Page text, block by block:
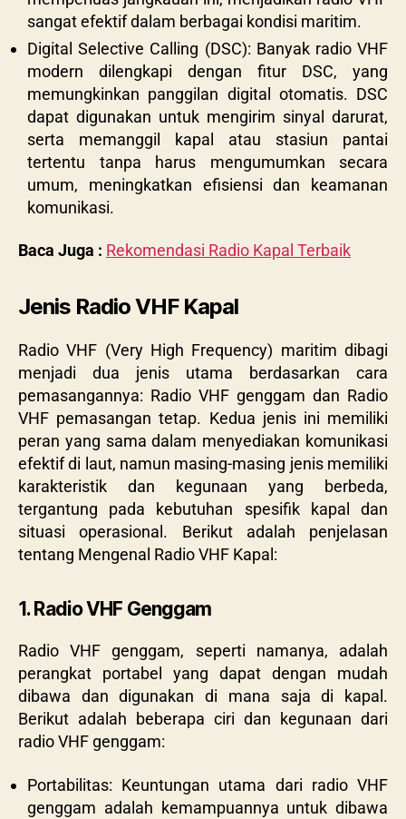
sangat efektif dalam berbagai kondisi maritim.
Digital Selective Calling (DSC): Banyak radio VHF
modern dilengkapi dengan fitur DSC, yang
memungkinkan panggilan digital otomatis. DSC
dapat digunakan untuk mengirim sinyal darurat,
serta memanggil kapal atau stasiun pantai
tertentu tanpa harus mengumumkan secara
umum, meningkatkan efisiensi dan keamanan
komunikasi.
Baca Juga : Rekomendasi Radio Kapal Terbaik
Jenis Radio VHF Kapal
Radio VHF (Very High Frequency) maritim dibagi
menjadi dua jenis utama berdasarkan cara
pemasangannya: Radio VHF genggam dan Radio
VHF pemasangan tetap. Kedua jenis ini memiliki
peran yang sama dalam menyediakan komunikasi
efektif di laut, namun masing-masing jenis memiliki
karakteristik dan kegunaan yang berbeda,
tergantung pada kebutuhan spesifik kapal dan
situasi operasional. Berikut adalah penjelasan
tentang Mengenal Radio VHF Kapal:
1. Radio VHF Genggam
Radio VHF genggam, seperti namanya, adalah
perangkat portabel yang dapat dengan mudah
dibawa dan digunakan di mana saja di kapal.
Berikut adalah beberapa ciri dan kegunaan dari
radio VHF genggam:
Portabilitas: Keuntungan utama dari radio VHF
genggam adalah kemampuannya untuk dibawa